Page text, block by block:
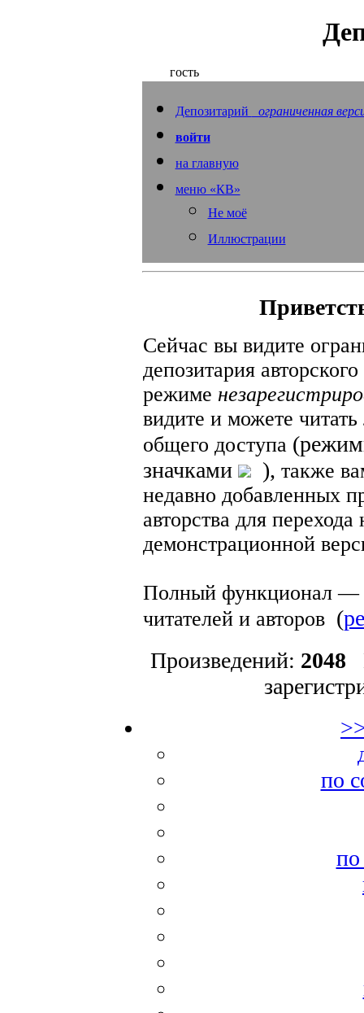
гость
Депозитарий
ограниченная
войти
на главную
меню «КВ»
Не моё
Иллюстрации
Сейчас вы видите
депозитария
режиме
видите и можете
общего доступа
значками
), также
недавно добавленных
авторства для
демонстрационной
Полный функционал—
читателей и авторов (
Произведений: 2048
по